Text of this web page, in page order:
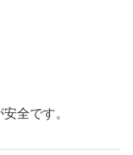
全です。